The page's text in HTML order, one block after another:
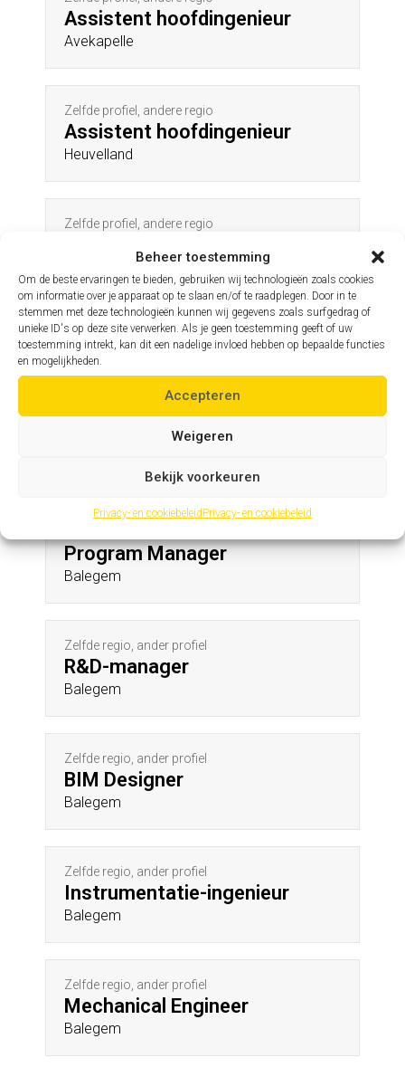
Beheer toestemming
Om de beste ervaringen te bieden, gebruiken wij technologieën zoals cookies
om informatie over je apparaat op te slaan en/of te raadplegen. Door in te
stemmen met deze technologieën kunnen wij gegevens zoals surfgedrag of
unieke ID's op deze site verwerken. Als je geen toestemming geeft of uw
toestemming intrekt, kan dit een nadelige invloed hebben op bepaalde functies
en mogelijkheden.
Accepteren
Weigeren
Bekijk voorkeuren
Privacy- en cookiebeleidPrivacy- en cookiebeleid
Assistent hoofdingenieur
Avekapelle
Zelfde profiel, andere regio
Assistent hoofdingenieur
Heuvelland
Zelfde profiel, andere regio
Leeuwergem
Zelfde profiel, andere regio
Assistent hoofdingenieur
Bocholt
Andere profielen in deze regio
Program Manager
Balegem
Zelfde regio, ander profiel
R&D-manager
Balegem
Zelfde regio, ander profiel
BIM Designer
Balegem
Zelfde regio, ander profiel
Instrumentatie-ingenieur
Balegem
Zelfde regio, ander profiel
Mechanical Engineer
Balegem